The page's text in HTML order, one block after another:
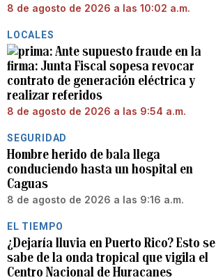
8 de agosto de 2026 a las 10:02 a.m.
LOCALES
Ante supuesto fraude en la
firma: Junta Fiscal sopesa revocar
contrato de generación eléctrica y
realizar referidos
8 de agosto de 2026 a las 9:54 a.m.
SEGURIDAD
Hombre herido de bala llega
conduciendo hasta un hospital en
Caguas
8 de agosto de 2026 a las 9:16 a.m.
EL TIEMPO
¿Dejaría lluvia en Puerto Rico? Esto se
sabe de la onda tropical que vigila el
Centro Nacional de Huracanes